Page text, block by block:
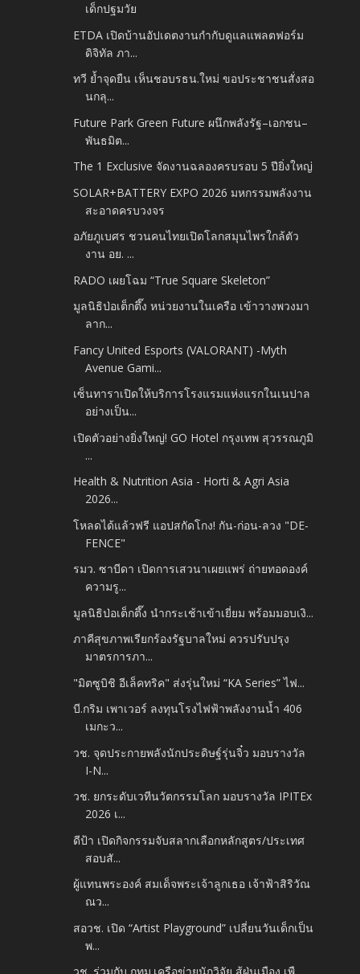
เด็กปฐมวัย
ETDA เปิดบ้านอัปเดตงานกำกับดูแลแพลตฟอร์ม
ดิจิทัล ภา...
ทวี ย้ำจุดยืน เห็นชอบรธน.ใหม่ ขอประชาชนสั่งสอ
นกลุ...
Future Park Green Future ผนึกพลังรัฐ–เอกชน–
พันธมิต...
The 1 Exclusive จัดงานฉลองครบรอบ 5 ปียิ่งใหญ่
SOLAR+BATTERY EXPO 2026 ม​หกรรมพลังงาน
สะอาดครบวงจร
อภัยภูเบศร ชวนคนไทยเปิดโลกสมุนไพรใกล้ตัว​
งาน อย. ...
RADO เผยโฉม “True Square Skeleton”
มูลนิธิป่อเต็กตึ๊ง หน่วยงานในเครือ เข้าวางพวงมา
ลาก...
Fancy United Esports (VALORANT) -​Myth
Avenue Gami...
เซ็นทาราเปิดให้บริการโรงแรมแห่งแรกในเนปาล
อย่างเป็น...
เปิดตัวอย่างยิ่งใหญ่! GO Hotel กรุงเทพ สุวรรณภูมิ
...
Health & Nutrition Asia -​ Horti & Agri Asia
2026​...
โหลดได้แล้วฟรี แอปสกัดโกง! กัน-ก่อน-ลวง "DE-
FENCE"
รมว. ซาบีดา เปิดการเสวนาเผยแพร่​ ถ่ายทอดองค์
ความรู...
มูลนิธิป่อเต็กตึ๊ง นำกระเช้าเข้าเยี่ยม พร้อมมอบเงิ...
ภาคีสุขภาพเรียกร้องรัฐบาลใหม่ ควรปรับปรุง
มาตรการภา...
"มิตซูบิชิ อีเล็คทริค" ส่งรุ่นใหม่ “KA Series” ไฟ...
บี.กริม เพาเวอร์ ลงทุนโรงไฟฟ้าพลังงานน้ำ 406
เมกะว...
วช. จุดประกายพลังนักประดิษฐ์รุ่นจิ๋ว มอบรางวัล
I-N...
วช. ยกระดับเวทีนวัตกรรมโลก มอบรางวัล IPITEx
2026 เ...
ดีป้า เปิดกิจกรรมจับสลากเลือกหลักสูตร/ประเทศ
สอบสั...
ผู้แทนพระองค์ สมเด็จพระเจ้าลูกเธอ เจ้าฟ้าสิริวัณ
ณว...
สอวช. เปิด “Artist Playground” เปลี่ยนวันเด็กเป็น
พ...